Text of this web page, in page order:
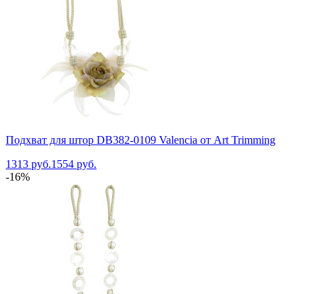
Подхват для штор DB382-0109 Valencia от Art Trimming
1313 руб.1554 руб.
-16%